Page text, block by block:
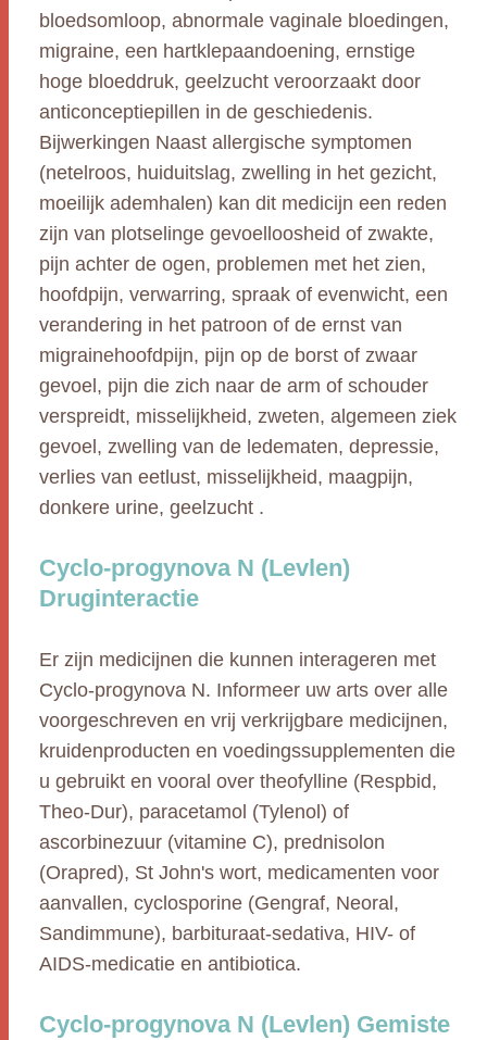
bloedsomloop, abnormale vaginale bloedingen,
migraine, een hartklepaandoening, ernstige
hoge bloeddruk, geelzucht veroorzaakt door
anticonceptiepillen in de geschiedenis.
Bijwerkingen Naast allergische symptomen
(netelroos, huiduitslag, zwelling in het gezicht,
moeilijk ademhalen) kan dit medicijn een reden
zijn van plotselinge gevoelloosheid of zwakte,
pijn achter de ogen, problemen met het zien,
hoofdpijn, verwarring, spraak of evenwicht, een
verandering in het patroon of de ernst van
migrainehoofdpijn, pijn op de borst of zwaar
gevoel, pijn die zich naar de arm of schouder
verspreidt, misselijkheid, zweten, algemeen ziek
gevoel, zwelling van de ledematen, depressie,
verlies van eetlust, misselijkheid, maagpijn,
donkere urine, geelzucht .
Cyclo-progynova N (Levlen)
Druginteractie
Er zijn medicijnen die kunnen interageren met
Cyclo-progynova N. Informeer uw arts over alle
voorgeschreven en vrij verkrijgbare medicijnen,
kruidenproducten en voedingssupplementen die
u gebruikt en vooral over theofylline (Respbid,
Theo-Dur), paracetamol (Tylenol) of
ascorbinezuur (vitamine C), prednisolon
(Orapred), St John's wort, medicamenten voor
aanvallen, cyclosporine (Gengraf, Neoral,
Sandimmune), barbituraat-sedativa, HIV- of
AIDS-medicatie en antibiotica.
Cyclo-progynova N (Levlen) Gemiste